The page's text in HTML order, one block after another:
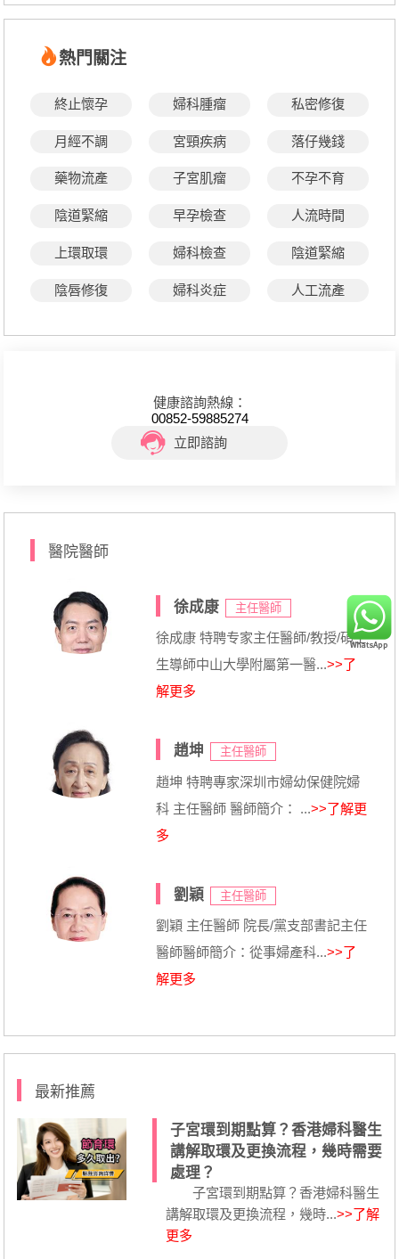
熱門關注
終止懷孕 婦科腫瘤 私密修復
月經不調 宮頸疾病 落仔幾錢
藥物流產 子宮肌瘤 不孕不育
陰道緊縮 早孕檢查 人流時間
上環取環 婦科檢查 陰道緊縮
陰唇修復 婦科炎症 人工流產
健康諮詢熱線：
00852-59885274
立即諮詢
醫院醫師
徐成康 主任醫師
徐成康 特聘专家主任醫師/教授/碩士
生導師中山大學附屬第一醫...>>了
解更多
趙坤 主任醫師
趙坤 特聘專家深圳市婦幼保健院婦
科 主任醫師 醫師簡介： ...>>了解更
多
劉穎 主任醫師
劉穎 主任醫師 院長/黨支部書記主任
醫師醫師簡介：從事婦產科...>>了
解更多
最新推薦
子宮環到期點算？香港婦科醫生
講解取環及更換流程，幾時需要
處理？
子宮環到期點算？香港婦科醫生
講解取環及更換流程，幾時...>>了解
更多